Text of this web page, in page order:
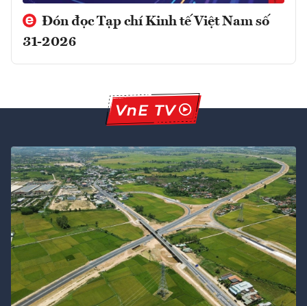
Đón đọc Tạp chí Kinh tế Việt Nam số
31-2026